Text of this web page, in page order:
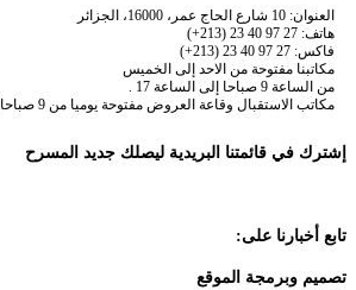
العنوان: 10 شارع الحاج عمر، 16000، الجزائر
هاتف: 27 97 40 23 (213+)
فاكس: 27 97 40 23 (213+)
مكاتبنا مفتوحة من الاحد إلى الخميس
من الساعة 9 صباحا إلى الساعة 17 .
مكاتب الاستقبال وقاعة العروض مفتوحة يوميا من 9 صباحا إلى غاية نهاية العروض.
إشترك في قائمتنا البريدية ليصلك جديد المسرح
تابع أخبارنا على:
تصميم وبرمجة الموقع